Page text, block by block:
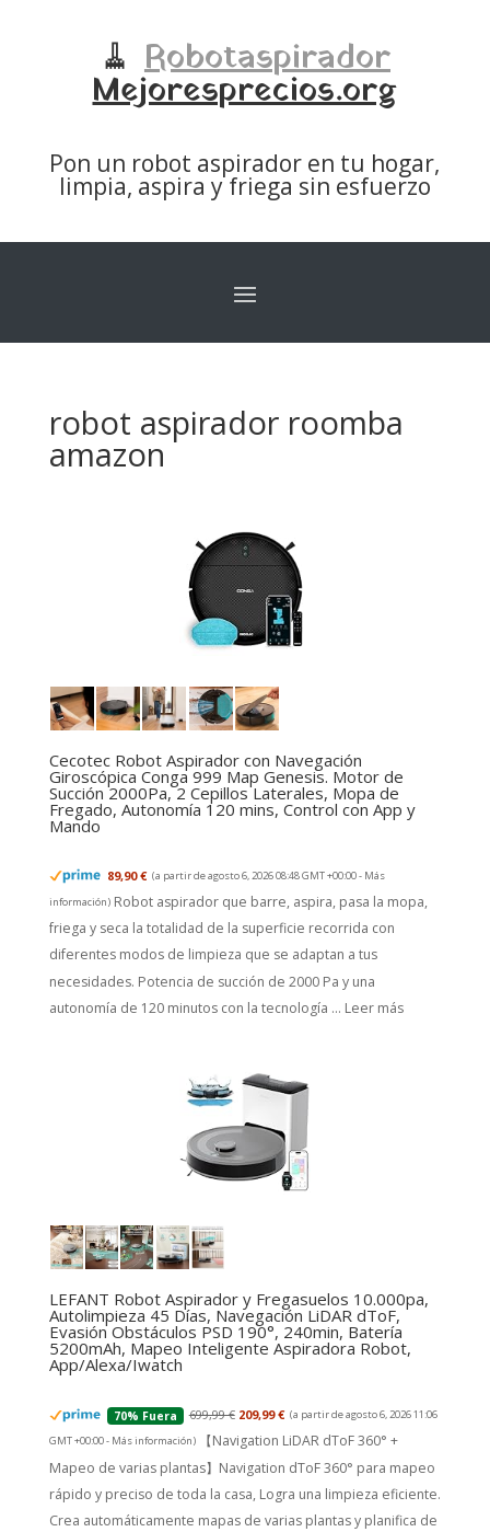
🧹 Robotaspirador
Mejoresprecios.org
Pon un robot aspirador en tu hogar,
limpia, aspira y friega sin esfuerzo
robot aspirador roomba
amazon
Cecotec Robot Aspirador con Navegación
Giroscópica Conga 999 Map Genesis. Motor de
Succión 2000Pa, 2 Cepillos Laterales, Mopa de
Fregado, Autonomía 120 mins, Control con App y
Mando
89,90 € (a partir de agosto 6, 2026 08:48 GMT +00:00 - Más
información) Robot aspirador que barre, aspira, pasa la mopa,
friega y seca la totalidad de la superficie recorrida con
diferentes modos de limpieza que se adaptan a tus
necesidades. Potencia de succión de 2000 Pa y una
autonomía de 120 minutos con la tecnología ... Leer más
LEFANT Robot Aspirador y Fregasuelos 10.000pa,
Autolimpieza 45 Días, Navegación LiDAR dToF,
Evasión Obstáculos PSD 190°, 240min, Batería
5200mAh, Mapeo Inteligente Aspiradora Robot,
App/Alexa/Iwatch
70% Fuera 699,99 € 209,99 € (a partir de agosto 6, 2026 11:06
GMT +00:00 - Más información)
【Navigation LiDAR dToF 360° +
Mapeo de varias plantas】Navigation dToF 360° para mapeo
rápido y preciso de toda la casa, Logra una limpieza eficiente.
Crea automáticamente mapas de varias plantas y planifica de